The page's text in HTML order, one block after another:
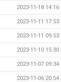
2023-11-18 14:16
2023-11-11 17:53
2023-11-11 09:53
2023-11-10 15:30
2023-11-07 09:34
2023-11-06 20:54